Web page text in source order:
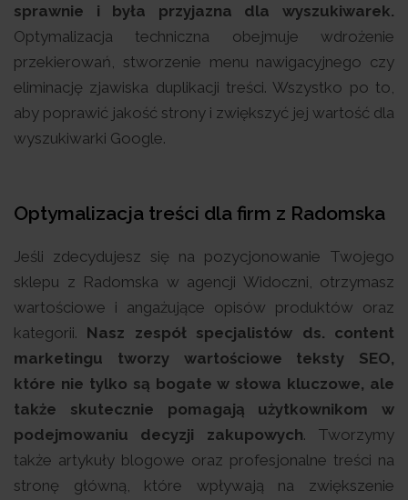
sprawnie i była przyjazna dla wyszukiwarek.
Optymalizacja techniczna obejmuje wdrożenie
przekierowań, stworzenie menu nawigacyjnego czy
eliminację zjawiska duplikacji treści. Wszystko po to,
aby poprawić jakość strony i zwiększyć jej wartość dla
wyszukiwarki Google.
Optymalizacja treści dla firm z Radomska
Jeśli zdecydujesz się na pozycjonowanie Twojego
sklepu z Radomska w agencji Widoczni, otrzymasz
wartościowe i angażujące opisów produktów oraz
kategorii. Nasz zespół specjalistów ds. content
marketingu tworzy wartościowe teksty SEO,
które nie tylko są bogate w słowa kluczowe, ale
także skutecznie pomagają użytkownikom w
podejmowaniu decyzji zakupowych. Tworzymy
także artykuły blogowe oraz profesjonalne treści na
stronę główną, które wpływają na zwiększenie